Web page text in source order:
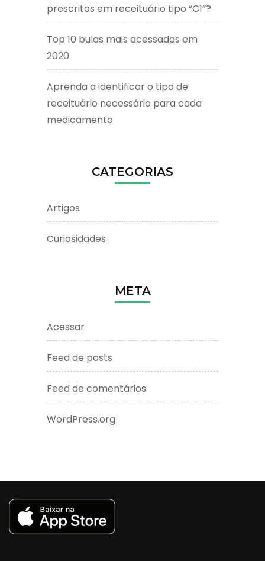
prescritos em receituário tipo “C1”?
Top 10 bulas mais acessadas em
2020
Aprenda a identificar o tipo de
receituário necessário para cada
medicamento
CATEGORIAS
Artigos
Curiosidades
META
Acessar
Feed de posts
Feed de comentários
WordPress.org